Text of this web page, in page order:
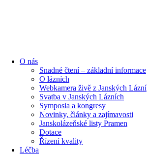
O nás
Snadné čtení – základní informace
O lázních
Webkamera živě z Janských Lázní
Svatba v Janských Lázních
Symposia a kongresy
Novinky, články a zajímavosti
Janskolázeňské listy Pramen
Dotace
Řízení kvality
Léčba